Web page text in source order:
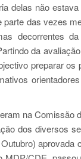
delas não
parte das vezes
decorrentes
da
preparar
na Comissão
dos diversos
Outubro)